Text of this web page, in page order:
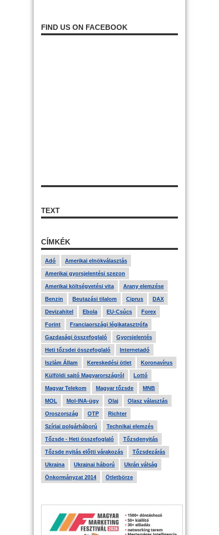
FIND US ON FACEBOOK
TEXT
CÍMKÉK
Adó Amerikai elnökválasztás
Amerikai gyorsjelentési szezon
Amerikai költségvetési vita Arany elemzése
Benzin Beutazási tilalom Ciprus DAX
Devizahitel Ebola EU-Csúcs Forex
Forint Franciaországi légikatasztrófa
Gazdasági összefoglaló Gyorsjelentés
Heti tőzsdei összefoglaló Internetadó
Iszlám Állam Kereskedési ötlet Koronavírus
Külföldi sajtó Magyarországról Lottó
Magyar Telekom Magyar tőzsde MNB
MOL Mol-INA-ügy Olaj Olasz választás
Oroszország OTP Richter
Szíriai polgárháború Technikai elemzés
Tőzsde - Heti összefoglaló Tőzsdenyitás
Tőzsde nyitás előtti várakozás Tőzsdezárás
Ukrajna Ukrajnai háború Ukrán válság
Önkormányzat 2014 Ötletbörze